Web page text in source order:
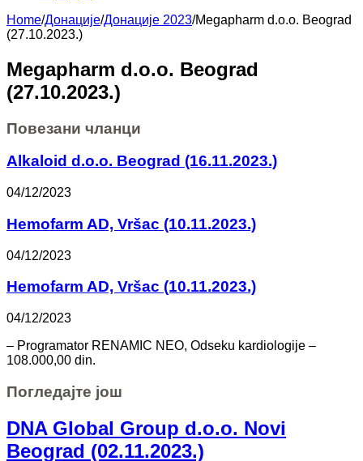
Home/Донације/Донације 2023/Megapharm d.o.o. Beograd
(27.10.2023.)
Megapharm d.o.o. Beograd
(27.10.2023.)
Повезани чланци
Alkaloid d.o.o. Beograd (16.11.2023.)
04/12/2023
Hemofarm AD, Vršac (10.11.2023.)
04/12/2023
Hemofarm AD, Vršac (10.11.2023.)
04/12/2023
– Programator RENAMIC NEO, Odseku kardiologije –
108.000,00 din.
Погледајте још
DNA Global Group d.o.o. Novi
Beograd (02.11.2023.)